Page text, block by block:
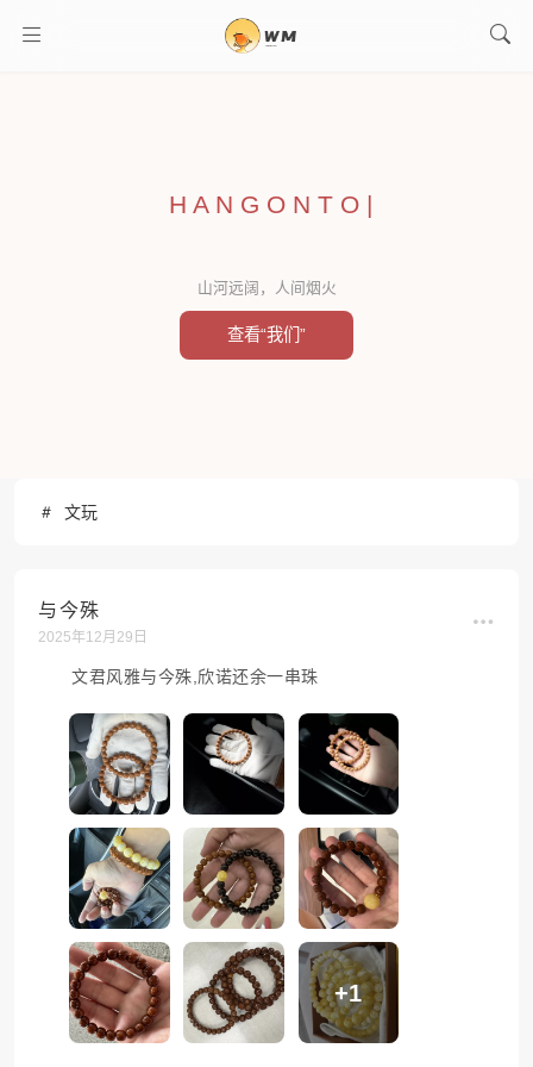
H A N G O N T O |
山河远阔，人间烟火
查看“我们”
文玩
与今殊
2025年12月29日
文君风雅与今殊,欣诺还余一串珠
+1